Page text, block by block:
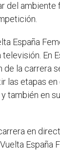
del ambiente
España
En
de la carrera
las etapas
también en
en
España